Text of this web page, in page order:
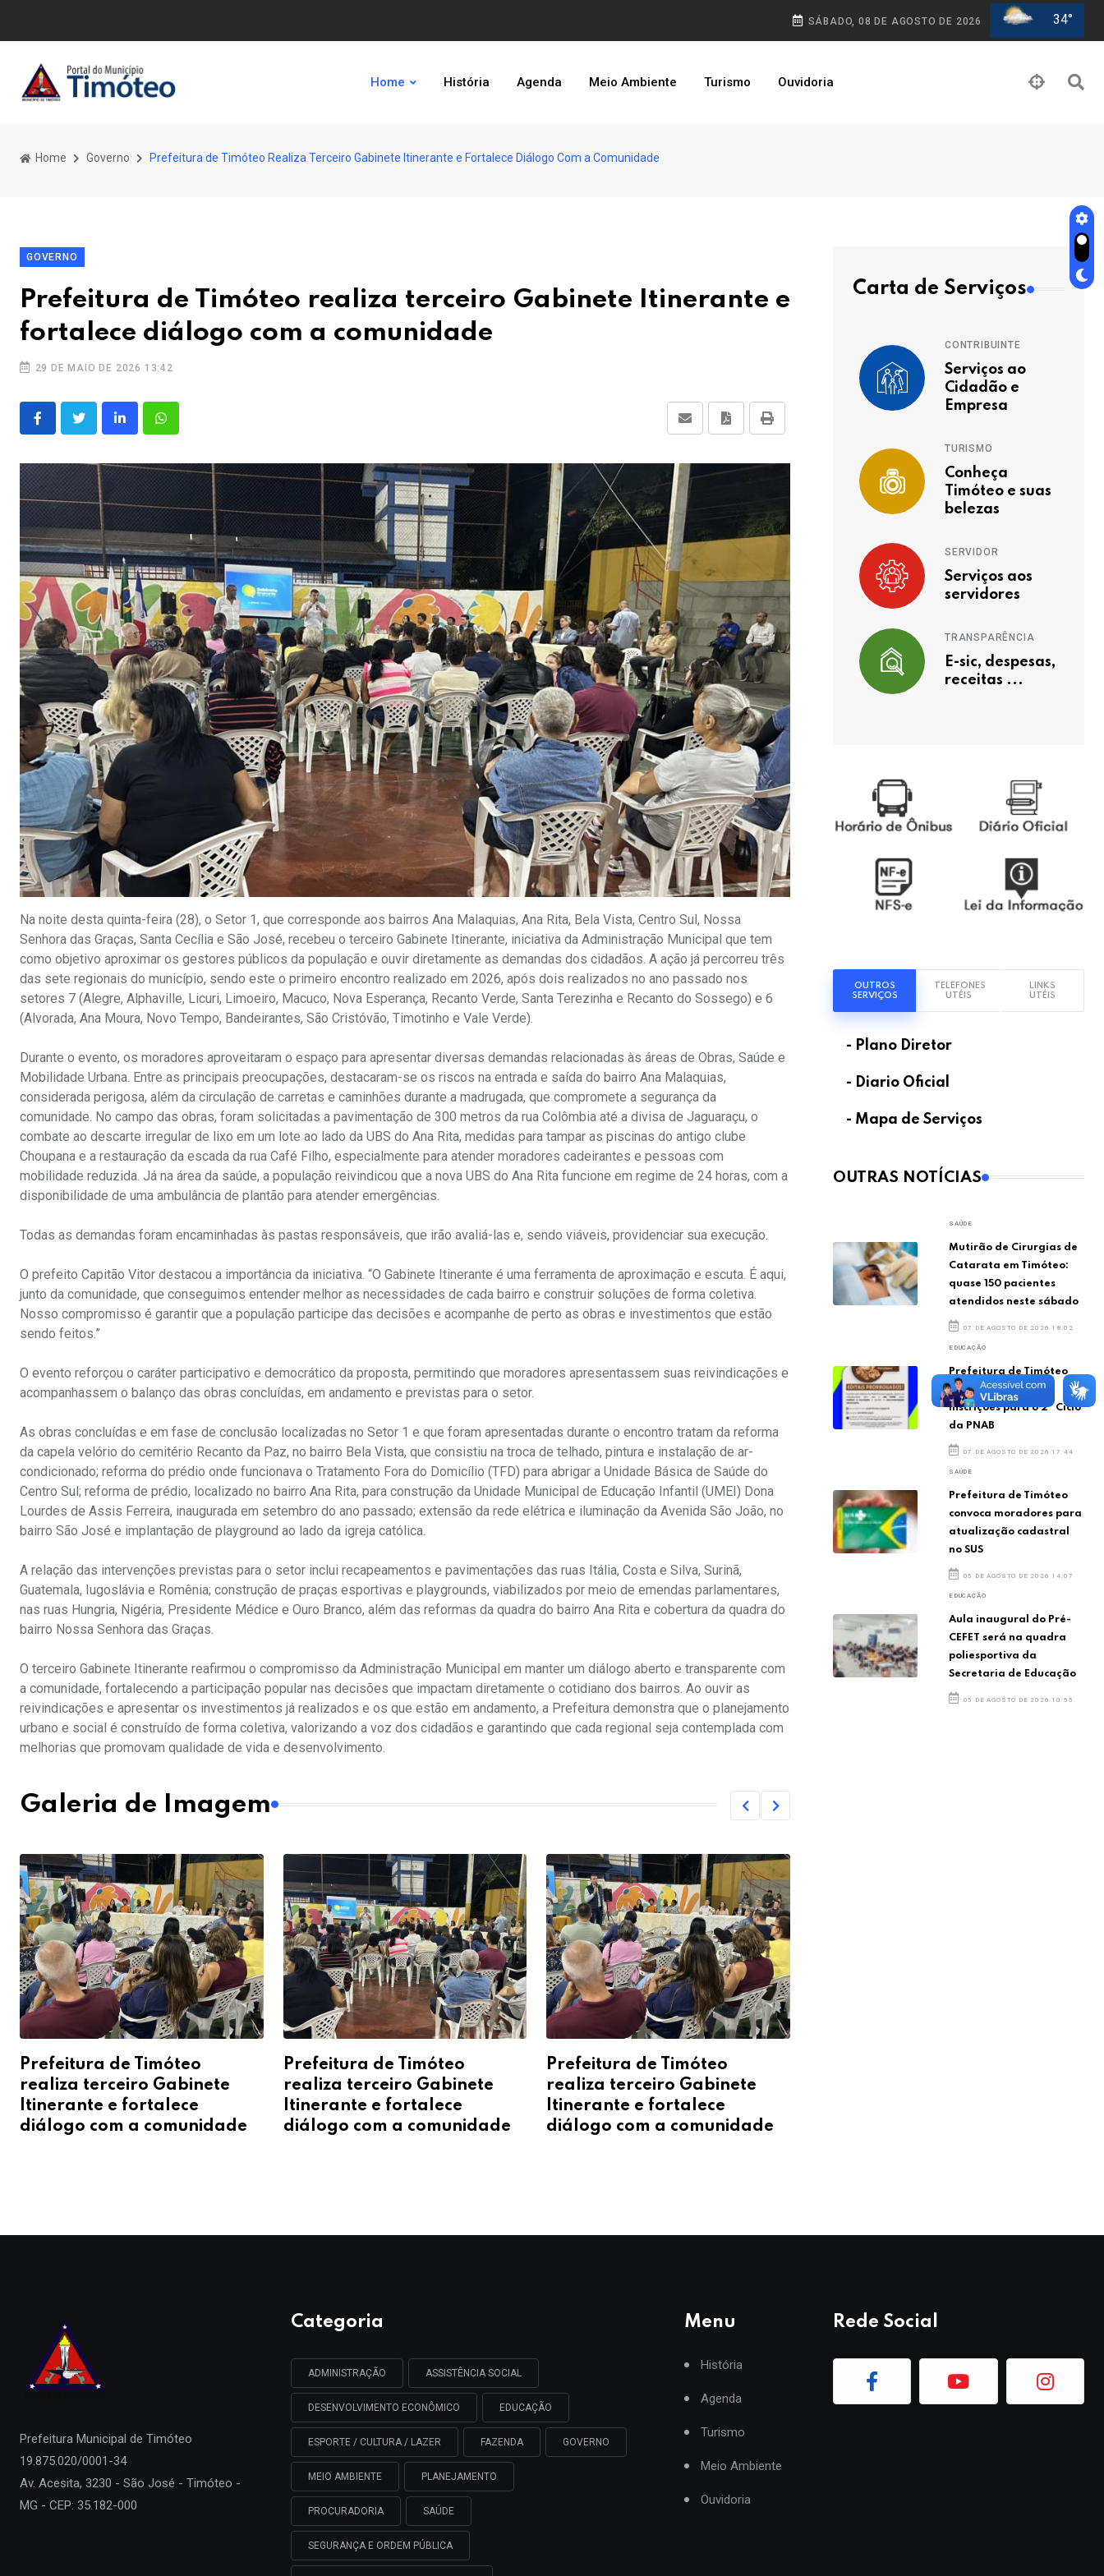
SÁBADO, 08 DE AGOSTO DE 2026 34°
Home História Agenda Meio Ambiente Turismo Ouvidoria
Home Governo Prefeitura de Timóteo Realiza Terceiro Gabinete Itinerante e Fortalece Diálogo Com a Comunidade
GOVERNO
Prefeitura de Timóteo realiza terceiro Gabinete Itinerante e
fortalece diálogo com a comunidade
29 DE MAIO DE 2026 13:42
Na noite desta quinta-feira (28), o Setor 1, que corresponde aos bairros Ana Malaquias, Ana Rita, Bela Vista, Centro Sul, Nossa
Senhora das Graças, Santa Cecília e São José, recebeu o terceiro Gabinete Itinerante, iniciativa da Administração Municipal que tem
como objetivo aproximar os gestores públicos da população e ouvir diretamente as demandas dos cidadãos. A ação já percorreu três
das sete regionais do município, sendo este o primeiro encontro realizado em 2026, após dois realizados no ano passado nos
setores 7 (Alegre, Alphaville, Licuri, Limoeiro, Macuco, Nova Esperança, Recanto Verde, Santa Terezinha e Recanto do Sossego) e 6
(Alvorada, Ana Moura, Novo Tempo, Bandeirantes, São Cristóvão, Timotinho e Vale Verde).
Durante o evento, os moradores aproveitaram o espaço para apresentar diversas demandas relacionadas às áreas de Obras, Saúde e
Mobilidade Urbana. Entre as principais preocupações, destacaram-se os riscos na entrada e saída do bairro Ana Malaquias,
considerada perigosa, além da circulação de carretas e caminhões durante a madrugada, que compromete a segurança da
comunidade. No campo das obras, foram solicitadas a pavimentação de 300 metros da rua Colômbia até a divisa de Jaguaraçu, o
combate ao descarte irregular de lixo em um lote ao lado da UBS do Ana Rita, medidas para tampar as piscinas do antigo clube
Choupana e a restauração da escada da rua Café Filho, especialmente para atender moradores cadeirantes e pessoas com
mobilidade reduzida. Já na área da saúde, a população reivindicou que a nova UBS do Ana Rita funcione em regime de 24 horas, com a
disponibilidade de uma ambulância de plantão para atender emergências.
Todas as demandas foram encaminhadas às pastas responsáveis, que irão avaliá-las e, sendo viáveis, providenciar sua execução.
O prefeito Capitão Vitor destacou a importância da iniciativa. “O Gabinete Itinerante é uma ferramenta de aproximação e escuta. É aqui,
junto da comunidade, que conseguimos entender melhor as necessidades de cada bairro e construir soluções de forma coletiva.
Nosso compromisso é garantir que a população participe das decisões e acompanhe de perto as obras e investimentos que estão
sendo feitos.”
O evento reforçou o caráter participativo e democrático da proposta, permitindo que moradores apresentassem suas reivindicações e
acompanhassem o balanço das obras concluídas, em andamento e previstas para o setor.
As obras concluídas e em fase de conclusão localizadas no Setor 1 e que foram apresentadas durante o encontro tratam da reforma
da capela velório do cemitério Recanto da Paz, no bairro Bela Vista, que consistiu na troca de telhado, pintura e instalação de ar-
condicionado; reforma do prédio onde funcionava o Tratamento Fora do Domicílio (TFD) para abrigar a Unidade Básica de Saúde do
Centro Sul; reforma de prédio, localizado no bairro Ana Rita, para construção da Unidade Municipal de Educação Infantil (UMEI) Dona
Lourdes de Assis Ferreira, inaugurada em setembro do ano passado; extensão da rede elétrica e iluminação da Avenida São João, no
bairro São José e implantação de playground ao lado da igreja católica.
A relação das intervenções previstas para o setor inclui recapeamentos e pavimentações das ruas Itália, Costa e Silva, Surinã,
Guatemala, Iugoslávia e Romênia; construção de praças esportivas e playgrounds, viabilizados por meio de emendas parlamentares,
nas ruas Hungria, Nigéria, Presidente Médice e Ouro Branco, além das reformas da quadra do bairro Ana Rita e cobertura da quadra do
bairro Nossa Senhora das Graças.
O terceiro Gabinete Itinerante reafirmou o compromisso da Administração Municipal em manter um diálogo aberto e transparente com
a comunidade, fortalecendo a participação popular nas decisões que impactam diretamente o cotidiano dos bairros. Ao ouvir as
reivindicações e apresentar os investimentos já realizados e os que estão em andamento, a Prefeitura demonstra que o planejamento
urbano e social é construído de forma coletiva, valorizando a voz dos cidadãos e garantindo que cada regional seja contemplada com
melhorias que promovam qualidade de vida e desenvolvimento.
Galeria de Imagem
Prefeitura de Timóteo
realiza terceiro Gabinete
Itinerante e fortalece
diálogo com a comunidade
Prefeitura de Timóteo
realiza terceiro Gabinete
Itinerante e fortalece
diálogo com a comunidade
Prefeitura de Timóteo
realiza terceiro Gabinete
Itinerante e fortalece
diálogo com a comunidade
Carta de Serviços
CONTRIBUINTE
Serviços ao
Cidadão e
Empresa
TURISMO
Conheça
Timóteo e suas
belezas
SERVIDOR
Serviços aos
servidores
TRANSPARÊNCIA
E-sic, despesas,
receitas ...
OUTROS
SERVIÇOS
TELEFONES
UTÉIS
LINKS
UTÉIS
- Plano Diretor
- Diario Oficial
- Mapa de Serviços
OUTRAS NOTÍCIAS
SAÚDE
Mutirão de Cirurgias de
Catarata em Timóteo:
quase 150 pacientes
atendidos neste sábado
07 DE AGOSTO DE 2026 18:02
EDUCAÇÃO
Prefeitura de Timóteo
prorroga prazo de
inscrições para o 2º Ciclo
da PNAB
07 DE AGOSTO DE 2026 17:44
SAÚDE
Prefeitura de Timóteo
convoca moradores para
atualização cadastral
no SUS
05 DE AGOSTO DE 2026 14:07
EDUCAÇÃO
Aula inaugural do Pré-
CEFET será na quadra
poliesportiva da
Secretaria de Educação
05 DE AGOSTO DE 2026 10:55
Prefeitura Municipal de Timóteo
19.875.020/0001-34
Av. Acesita, 3230 - São José - Timóteo -
MG - CEP: 35.182-000
Categoria
ADMINISTRAÇÃO ASSISTÊNCIA SOCIAL
DESENVOLVIMENTO ECONÔMICO EDUCAÇÃO
ESPORTE / CULTURA / LAZER FAZENDA GOVERNO
MEIO AMBIENTE PLANEJAMENTO
PROCURADORIA SAÚDE
SEGURANÇA E ORDEM PÚBLICA
Menu
História
Agenda
Turismo
Meio Ambiente
Ouvidoria
Rede Social